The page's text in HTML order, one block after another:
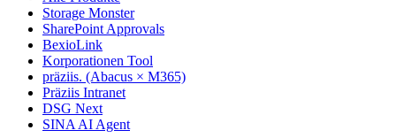
Storage Monster
SharePoint Approvals
BexioLink
Korporationen Tool
präziis. (Abacus × M365)
Präziis Intranet
DSG Next
SINA AI Agent